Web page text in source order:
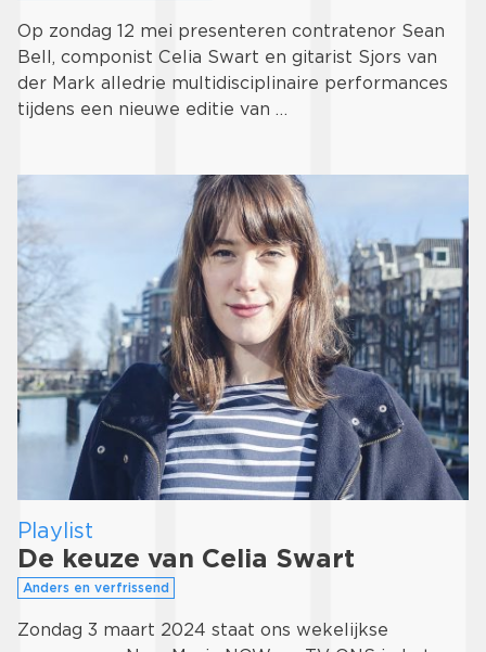
Op zondag 12 mei presenteren contratenor Sean
Bell, componist Celia Swart en gitarist Sjors van
der Mark alledrie multidisciplinaire performances
tijdens een nieuwe editie van …
Playlist
De keuze van Celia Swart
Anders en verfrissend
Zondag 3 maart 2024 staat ons wekelijkse